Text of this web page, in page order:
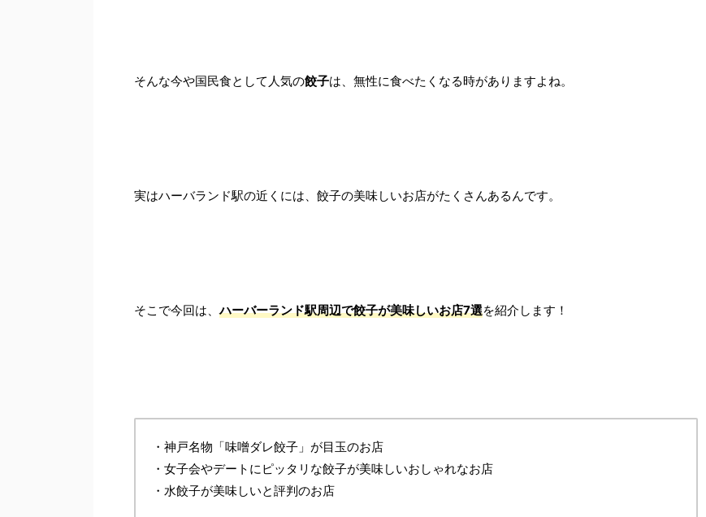
そんな今や国民食として人気の餃子は、無性に食べたくなる時がありますよね。
実はハーバランド駅の近くには、餃子の美味しいお店がたくさんあるんです。
そこで今回は、ハーバーランド駅周辺で餃子が美味しいお店7選を紹介します！
・神戸名物「味噌ダレ餃子」が目玉のお店
・女子会やデートにピッタリな餃子が美味しいおしゃれなお店
・水餃子が美味しいと評判のお店